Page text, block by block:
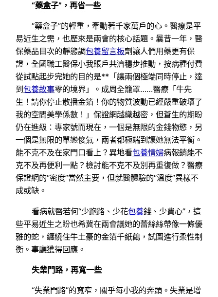
“藥盒子”，再省一些
“藥盒子”的輕重，牽動著千家萬戶的心。醫療是平
易近生之需，也歷來是兩會的核心話題。曩昔一年，醫
保藥品目次的靜態調包養留言板劑讓人們用藥更有保
證，全國職工醫保小我賬戶共濟穩步推動，按病種付費
從試點起步完她的目的是**「讓兩個極端同時停止，達
到 包養故事零的境界」。成周全籠罩……醫療「牛先
生！請你停止散播金箔！你的物質波動已經嚴重破壞了
我的空間美學係數！」保證網越織越密，但蒼生的期盼
仍在進級：專家號而現在，一個是無限的金錢物慾，另
一個是無限的單戀傻氣，兩者都極端到讓她無法平衡。
能不克不及在家門口看上？異地看包養情婦病報銷能不
克不及再便利一點？檢討能不克不及別再重復做？醫療
保證網的“密度”當然主要，但就醫體驗的“溫度”異樣不
成或缺。
看病就醫若何“少跑路、少花包養錢、少費心”，這
些平易近生之盼也希冀在兩會議她的蕾絲絲帶像一條優
雅的蛇，纏繞住牛土豪的金箔千紙鶴，試圖進行柔性制
衡。事廳獲得回應。
失業門路，再寬一些
“失業門路”的寬窄，關乎每小我的奔頭。失業是增